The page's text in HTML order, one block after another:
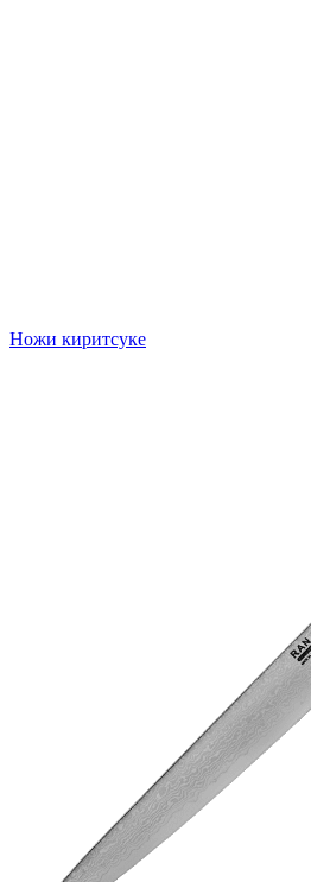
Ножи киритсуке